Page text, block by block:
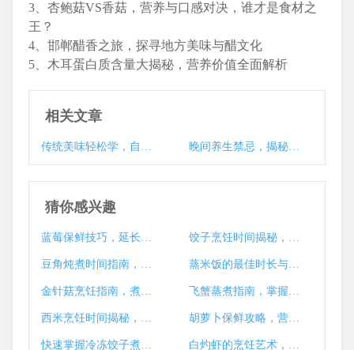
3、杏鲍菇VS香菇，营养与口感对决，谁才是食材之
王？
4、邯郸醋香之旅，探寻地方美味与醋文化
5、木耳蛋白质含量大揭秘，营养价值全面解析
相关文章
传统美味轻松学，自制嫩生姜腌制法 晚间养生禁忌，揭秘为何晚上不宜食用生姜
猜你感兴趣
蓝莓保鲜技巧，延长新鲜期的小窍门大揭秘 饺子烹饪时间揭秘，如何煮出完美口感
豆角炖煮时间指南，健康美味一锅成 蒸米饭的最佳时长与技巧揭秘
金针菇烹饪指南，煮多久才能熟？技巧与注意事项大揭秘 飞蟹蒸煮指南，掌握时间解锁鲜美蟹肉之道
西米烹饪时间揭秘，西米要煮多久？ 胡萝卜保鲜攻略，营养持久，储存时长大揭秘
快速掌握冷冻饺子煮法，美味秘诀大公开！ 白灼虾的烹饪艺术，掌握时间与技巧，尽享美食之乐